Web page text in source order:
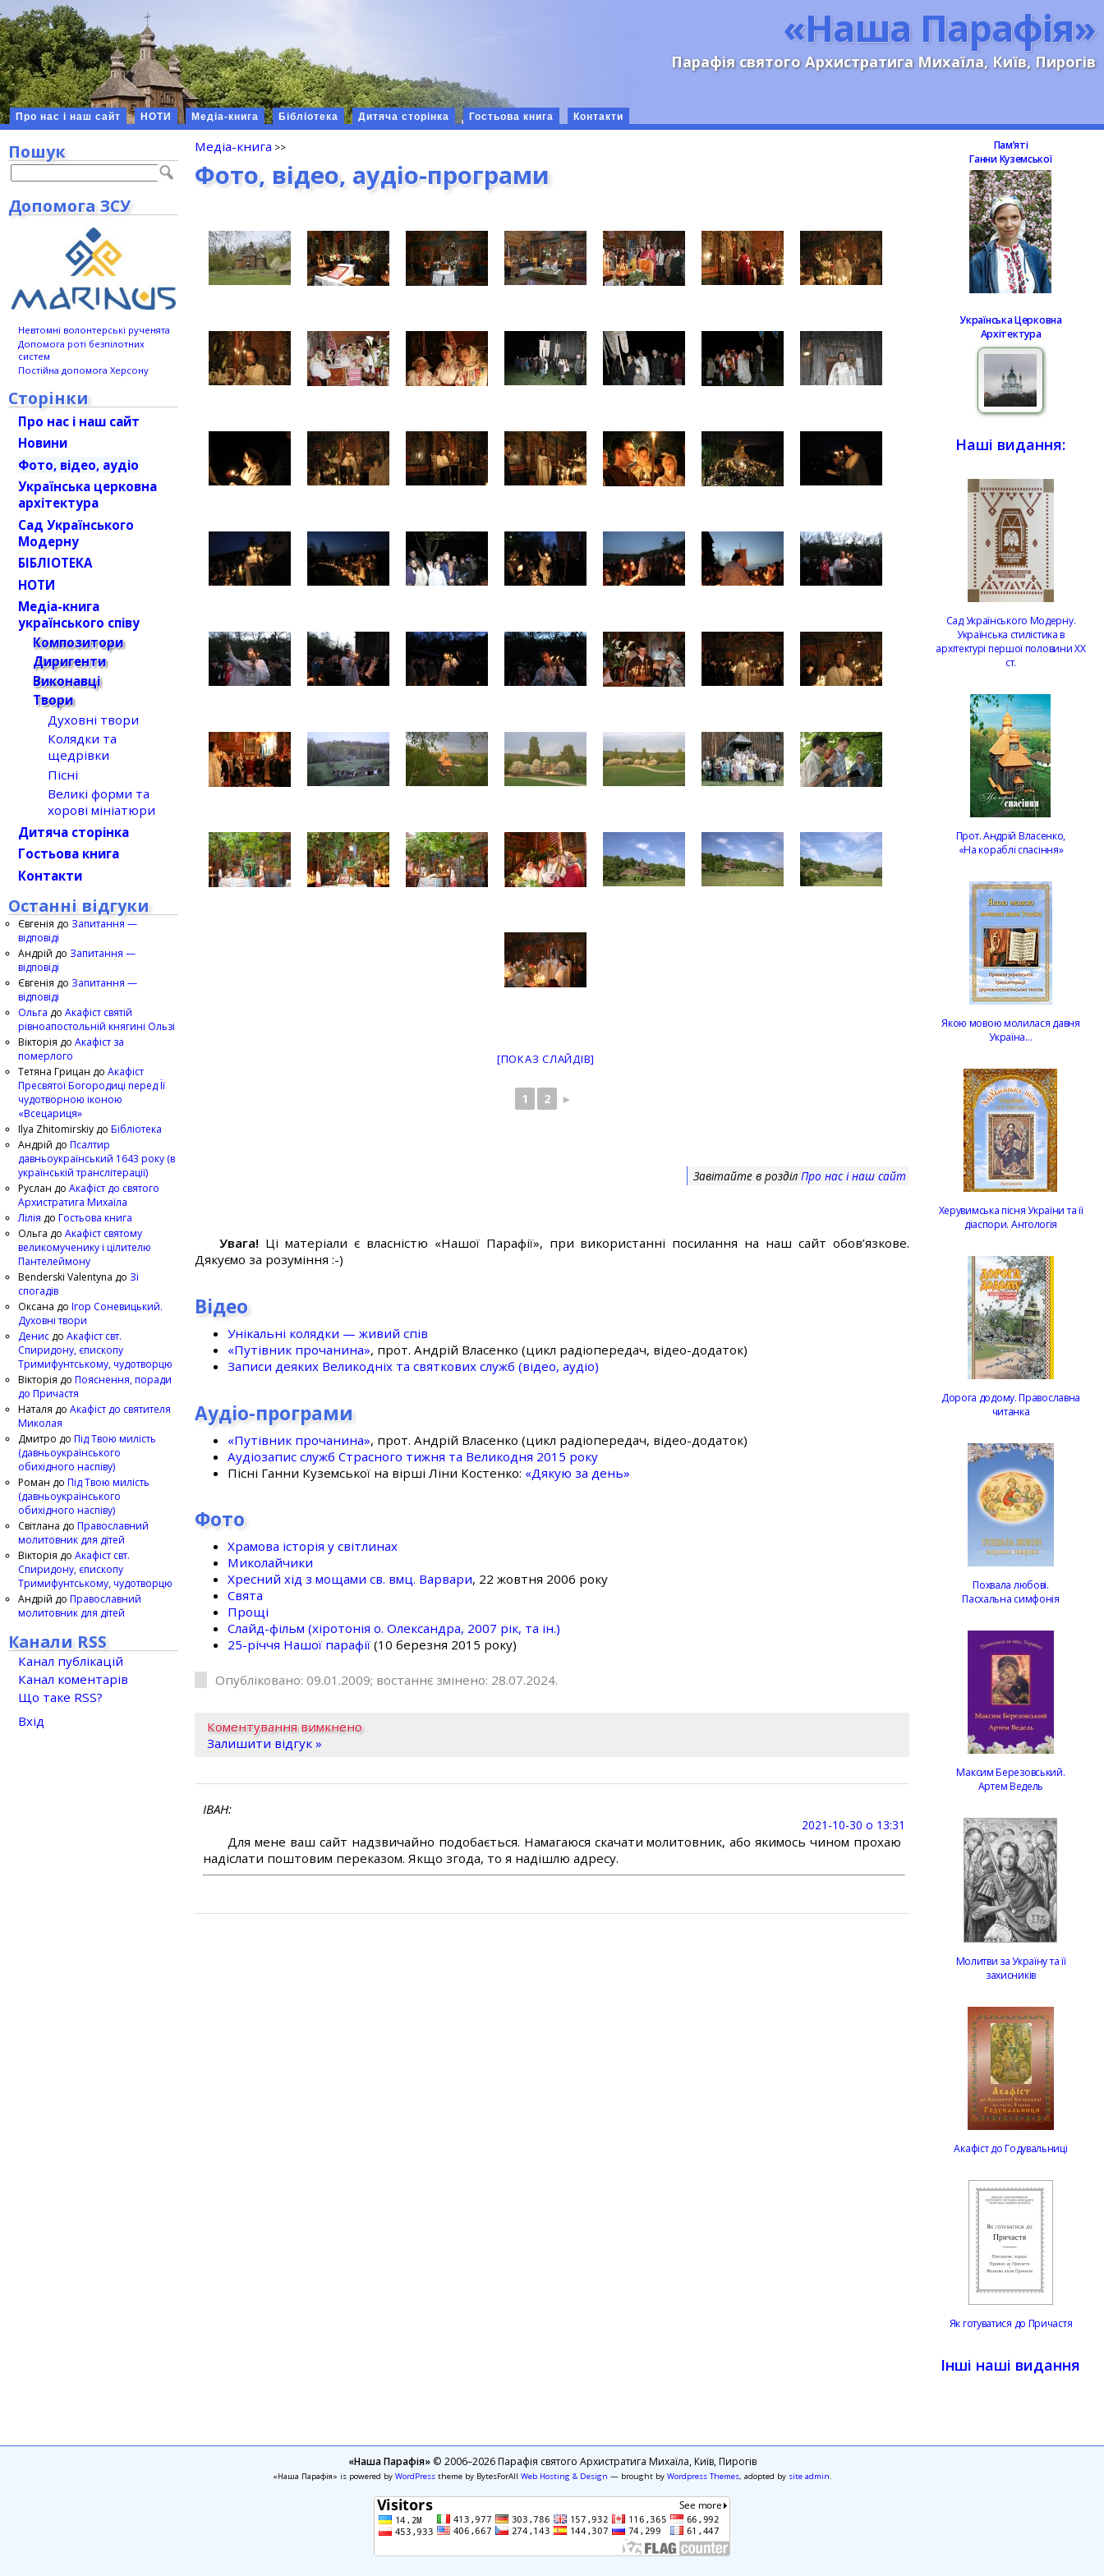
«Наша Парафія»
Парафія святого Архистратига Михаїла, Київ, Пирогів
Про нас і наш сайт НОТИ Медіа-книга Бібліотека Дитяча сторінка Гостьова книга Контакти
Медіа-книга
Фото, відео, аудіо-програми
[ПОКАЗ СЛАЙДІВ]
1 2 ►
Завітайте в розділ Про нас і наш сайт
Увага! Ці матеріали є власністю «Нашої Парафії», при використанні посилання на наш сайт обов’язкове.
Дякуємо за розуміння :-)
Відео
Унікальні колядки — живий спів
«Путівник прочанина», прот. Андрій Власенко (цикл радіопередач, відео-додаток)
Записи деяких Великодніх та святкових служб (відео, аудіо)
Аудіо-програми
«Путівник прочанина», прот. Андрій Власенко (цикл радіопередач, відео-додаток)
Аудіозапис служб Страсного тижня та Великодня 2015 року
Пісні Ганни Куземської на вірші Ліни Костенко: «Дякую за день»
Фото
Храмова історія у світлинах
Миколайчики
Хресний хід з мощами св. вмц. Варвари, 22 жовтня 2006 року
Свята
Прощі
Слайд-фільм (хіротонія о. Олександра, 2007 рік, та ін.)
25-рiччя Нашої парафiї (10 березня 2015 року)
Опубліковано: 09.01.2009; востаннє змінено: 28.07.2024.
Коментування вимкнено
Залишити відгук »
ІВАН
2021-10-30 о 13:31
Для мене ваш сайт надзвичайно подобається. Намагаюся скачати молитовник, або якимось чином прохаю
надіслати поштовим переказом. Якщо згода, то я надішлю адресу.
Пошук
Допомога ЗСУ
Невтомні волонтерські рученята
Допомога роті безпілотних
систем
Постійна допомога Херсону
Сторінки
Про нас і наш сайт
Новини
Фото, відео, аудіо
Українська церковна
архітектура
Сад Українського
Модерну
БІБЛІОТЕКА
НОТИ
Медіа-книга
українського співу
Композитори
Диригенти
Виконавці
Твори
Духовні твори
Колядки та
щедрівки
Пісні
Великі форми та
хорові мініатюри
Дитяча сторінка
Гостьова книга
Контакти
Останні відгуки
Євгенія до Запитання —
відповіді
Андрій до Запитання —
відповіді
Євгенія до Запитання —
відповіді
Ольга до Акафіст святій
рівноапостольній княгині Ользі
Вікторія до Акафіст за
померлого
Тетяна Грицан до Акафіст
Пресвятої Богородиці перед Її
чудотворною іконою
«Всецариця»
Ilya Zhitomirskiy до Бібліотека
Андрій до Псалтир
давньоукраїнський 1643 року (в
українській транслітерації)
Руслан до Акафіст до святого
Архистратига Михаїла
Лілія до Гостьова книга
Ольга до Акафіст святому
великомученику і цілителю
Пантелеймону
Benderski Valentyna до Зі
спогадів
Оксана до Ігор Соневицький.
Духовні твори
Денис до Акафіст свт.
Спиридону, єпископу
Тримифунтському, чудотворцю
Вікторія до Пояснення, поради
до Причастя
Наталя до Акафіст до святителя
Миколая
Дмитро до Під Твою милість
(давньоукраїнського
обихідного наспіву)
Роман до Під Твою милість
(давньоукраїнського
обихідного наспіву)
Світлана до Православний
молитовник для дітей
Вікторія до Акафіст свт.
Спиридону, єпископу
Тримифунтському, чудотворцю
Андрій до Православний
молитовник для дітей
Канали RSS
Канал публікацій
Канал коментарів
Що таке RSS?
Вхід
Памʼяті
Ганни Куземської
Українська Церковна
Архітектура
Наші видання:
Сад Українського Модерну.
Українська стилістика в
архітектурі першої половини ХХ
ст.
Прот. Андрій Власенко,
«На кораблі спасіння»
Якою мовою молилася давня
Україна…
Херувимська пісня України та її
діаспори. Антологія
Дорога додому. Православна
читанка
Похвала любові.
Пасхальна симфонія
Максим Березовський.
Артем Ведель
Молитви за Україну та її
захисників
Акафіст до Годувальниці
Як готуватися до Причастя
Інші наші видання
«Наша Парафія»© 2006–2026 Парафія святого Архистратига Михаїла, Київ, Пирогів
«Наша Парафія» is powered by WordPresstheme by BytesForAll Web Hosting & Design — brought by Wordpress Themes, adopted by site admin.